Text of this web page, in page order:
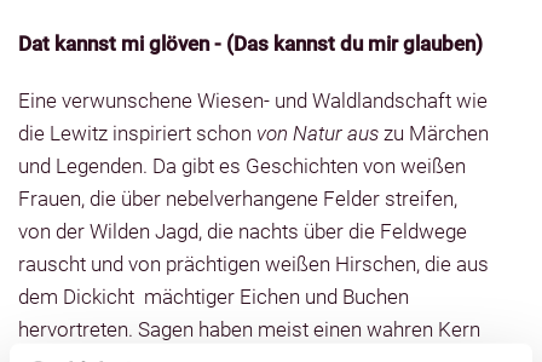
Dat kannst mi glöven - (Das kannst du mir glauben)
Eine verwunschene Wiesen- und Waldlandschaft wie
die Lewitz inspiriert schon von Natur aus zu Märchen
und Legenden. Da gibt es Geschichten von weißen
Frauen, die über nebelverhangene Felder streifen,
von der Wilden Jagd, die nachts über die Feldwege
rauscht und von prächtigen weißen Hirschen, die aus
dem Dickicht mächtiger Eichen und Buchen
hervortreten. Sagen haben meist einen wahren Kern